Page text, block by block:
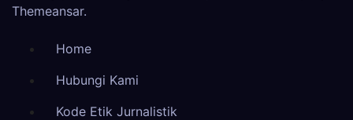
Themeansar.
Home
Hubungi Kami
Kode Etik Jurnalistik